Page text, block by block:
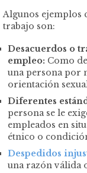
Algunos ejemplos
trabajo son:
Desacuerdos o
empleo: Como
una persona por
orientación
Diferentes
persona se le
empleados en
étnico o
Despedidos
una razón válida